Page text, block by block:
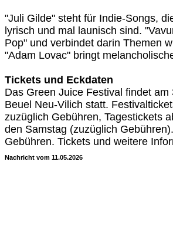
"Juli Gilde" steht für Indie-Songs,
lyrisch und mal launisch sind.
Pop" und verbindet darin Themen
"Adam Lovac" bringt
Tickets und Eckdaten
Das Green Juice Festival findet
Beuel Neu-Vilich statt.
zuzüglich Gebühren, Tagestickets
den Samstag (zuzüglich
Gebühren. Tickets und weitere
Nachricht vom 11.05.2026